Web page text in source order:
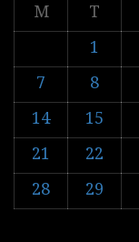
M
T
1
7
8
14
15
21
22
28
29